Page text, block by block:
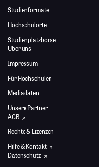
Studienformate
Hochschulorte
Studienplatzbörse
Über uns
Impressum
Für Hochschulen
Mediadaten
Unsere Partner
AGB
Rechte & Lizenzen
Hilfe & Kontakt
Datenschutz